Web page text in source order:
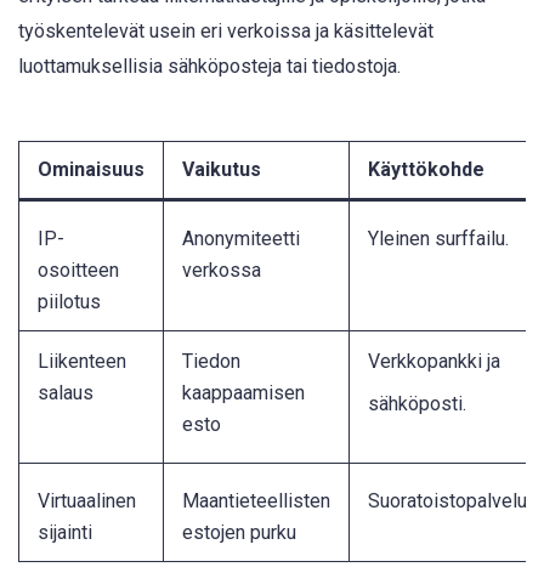
työskentelevät usein eri verkoissa ja käsittelevät
luottamuksellisia sähköposteja tai tiedostoja.
Ominaisuus Vaikutus Käyttökohde
IP-
osoitteen
piilotus
Anonymiteetti
verkossa
Yleinen surffailu.
Liikenteen
salaus
Tiedon
kaappaamisen
esto
Verkkopankki ja
sähköposti.
Virtuaalinen
sijainti
Maantieteellisten
estojen purku
Suoratoistopalvelut